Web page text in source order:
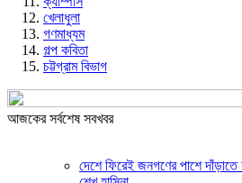
খেলাধুলা
গণমাধ্যম
গল্প ক‌বিতা
চট্টগ্রাম বিভাগ
আজকের সর্বশেষ সবখবর
দেশে ফিরেই জনগণের পাশে দাঁড়াতে